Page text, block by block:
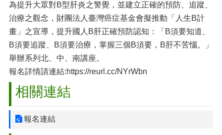
為提升大眾對B型肝炎之警覺，並建立正確的預防、追蹤、
治療之觀念，財團法人臺灣癌症基金會擬推動「人生B計
畫」之宣導，提升國人B肝正確預防認知：「B須要知道、
B須要追蹤、B須要治療，掌握三個B須要，B肝不苦惱。」
舉辦系列北、中、南講座。
報名詳情請連結:https://reurl.cc/NYrWbn
相關連結
報名連結